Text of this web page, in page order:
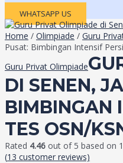
WHATSAPP US
Home / Olimpiade / Guru
Pusat: Bimbingan Intensif
Guru Privat Olimpiade
DI SENEN,
BIMBINGAN
TES OSN/
Rated 4.46 out of 5 based on
(13 customer reviews)